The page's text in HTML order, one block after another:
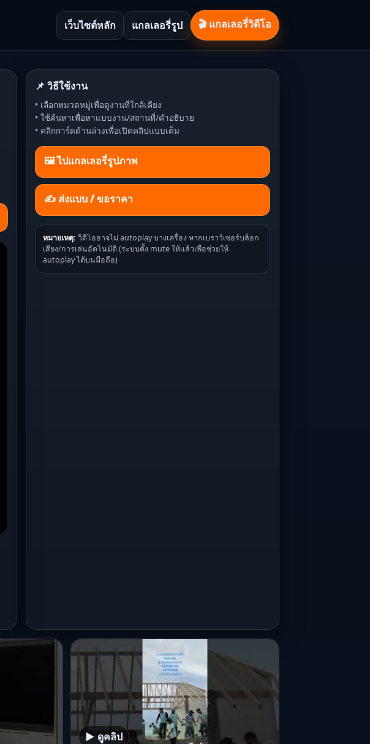
เว็บไซต์หลัก แกลเลอรี่รูป 🎬 แกลเลอรี่วิดีโอ
📌 วิธีใช้งาน
• เลือกหมวดหมู่เพื่อดูงานที่ใกล้เคียง
• ใช้ค้นหาเพื่อหาแบบงาน/สถานที่/คำอธิบาย
• คลิกการ์ดด้านล่างเพื่อเปิดคลิปแบบเต็ม
🖼️ ไปแกลเลอรี่รูปภาพ
✍ ส่งแบบ / ขอราคา
หมายเหตุ: วิดีโออาจไม่ autoplay บางเครื่อง หากเบราว์เซอร์บล็อก
เสียง/การเล่นอัตโนมัติ (ระบบตั้ง mute ให้แล้วเพื่อช่วยให้
autoplay ได้บนมือถือ)
▶ ดูคลิป